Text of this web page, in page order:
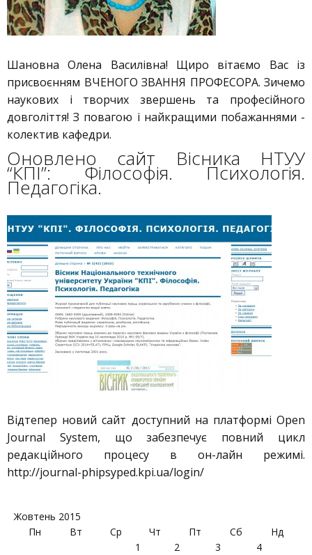
Шановна Олена Василівна! Щиро вітаємо Вас із
присвоєнням ВЧЕНОГО ЗВАННЯ ПРОФЕСОРА. Зичемо
наукових і творчих звершень та професійного
довголіття! З повагою і найкращими побажаннями -
колектив кафедри.
Оновлено сайт Вісника НТУУ
“КПІ”: Філософія. Психологія.
Педагогіка.
Відтепер новий сайт доступний на платформі Open
Journal System, що забезпечує повний цикл
редакційного процесу в он-лайн режимі.
http://journal-phipsyped.kpi.ua/login/
Жовтень 2015
Пн
Вт Ср Чт Пт Сб Нд
1 2 3
4